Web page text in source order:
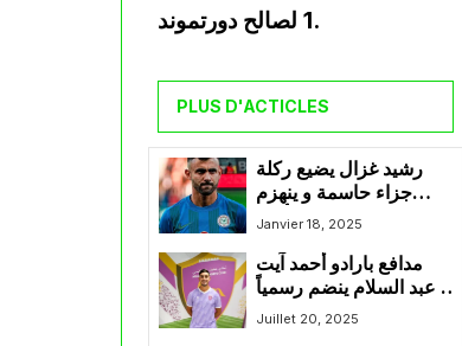
1 لصالح دورتموند.
PLUS D'ACTICLES
رشيد غزال يضيع ركلة
جزاء حاسمة و ينهزم
رفقة ريزي سبور أمام
Janvier 18, 2025
مدافع بارادو أحمد آيت
عبد السلام ينضم رسمياً
إلى نادي معيذر القطري
Juillet 20, 2025